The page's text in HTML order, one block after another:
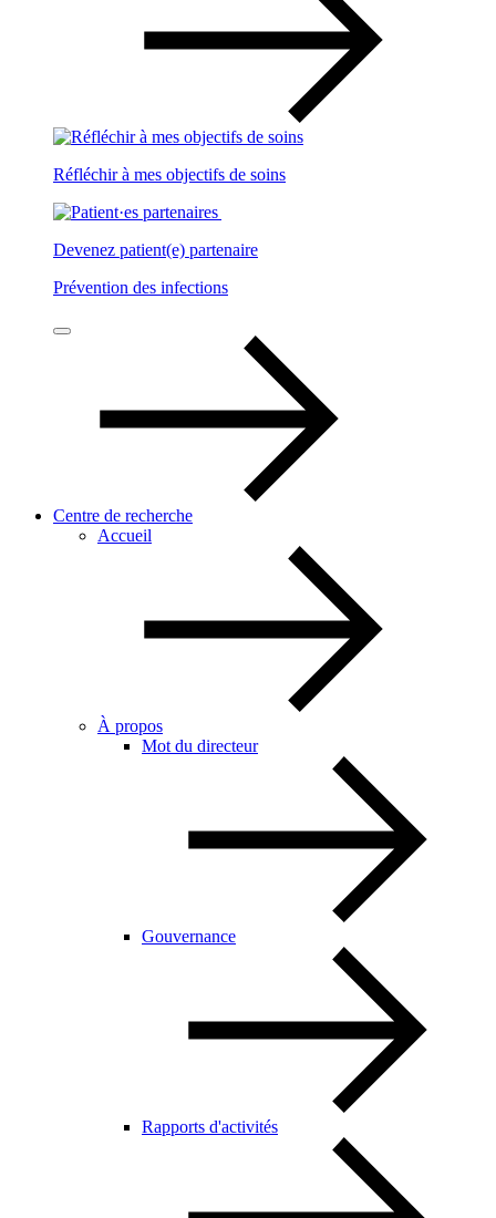
Réfléchir à mes objectifs de soins
Devenez patient(e) partenaire
Prévention des infections
Centre de recherche
Accueil
À propos
Mot du directeur
Gouvernance
Rapports d'activités